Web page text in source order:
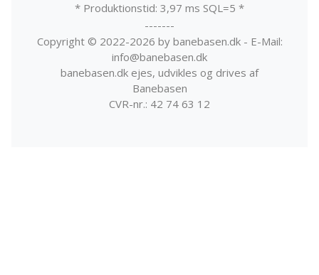
* Produktionstid: 3,97 ms SQL=5 *
-------
Copyright © 2022-2026 by banebasen.dk - E-Mail:
info@banebasen.dk
banebasen.dk ejes, udvikles og drives af
Banebasen
CVR-nr.: 42 74 63 12